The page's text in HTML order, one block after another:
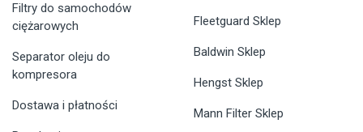
Filtry do samochodów
ciężarowych
Separator oleju do
kompresora
Dostawa i płatności
Fleetguard Sklep
Baldwin Sklep
Hengst Sklep
Mann Filter Sklep